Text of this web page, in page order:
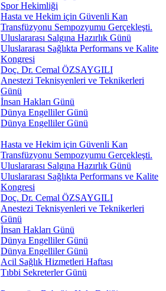
Spor Hekimliği
Hasta ve Hekim için Güvenli Kan
Transfüzyonu Sempozyumu Gerçekleşti.
Uluslararası Salgına Hazırlık Günü
Uluslararası Sağlıkta Performans ve Kalite
Kongresi
Doç. Dr. Cemal ÖZSAYGILI
Anestezi Teknisyenleri ve Teknikerleri
Günü
İnsan Hakları Günü
Dünya Engelliler Günü
Dünya Engelliler Günü
Hasta ve Hekim için Güvenli Kan
Transfüzyonu Sempozyumu Gerçekleşti.
Uluslararası Salgına Hazırlık Günü
Uluslararası Sağlıkta Performans ve Kalite
Kongresi
Doç. Dr. Cemal ÖZSAYGILI
Anestezi Teknisyenleri ve Teknikerleri
Günü
İnsan Hakları Günü
Dünya Engelliler Günü
Dünya Engelliler Günü
Acil Sağlık Hizmetleri Haftası
Tıbbi Sekreterler Günü